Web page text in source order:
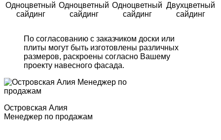
Одноцветный
сайдинг
Одноцветный
сайдинг
Одноцветный
сайдинг
Двухцветный
сайдинг
По согласованию с заказчиком доски или
плиты могут быть изготовлены различных
размеров, раскроены согласно Вашему
проекту навесного фасада.
Островская Алия
Менеджер по продажам